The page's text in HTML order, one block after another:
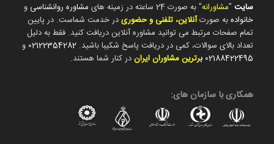
سایت"مشاورانه" به صورت 24 ساعته در زمینه های مشاوره روانشناسی و
خانوادهبه صورتآنلاین، تلفنی و حضوریدر خدمت شماست. در پایین
تمام صفحات مرتبط می توانید مشاوره آنلاین دریافت کنید. فقط به دلیل
تعداد بالای سوالات، کمی در دریافت پاسخ شکیبا باشید. 02122354282 و
02188422495 برترین مشاوران ایراندر کنار شما هستند.
همکاری با سازمان های: